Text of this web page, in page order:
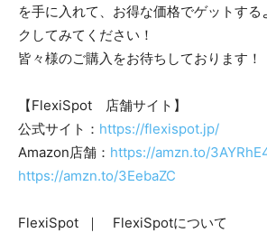
を手に入れて、お得な価格でゲットする
クしてみてください！
皆々様のご購入をお待ちしております！
【FlexiSpot 店舗サイト】
公式サイト： https://flexispot.jp/
Amazon店舗： https://amzn.to/
https://amzn.to/3EebaZC
FlexiSpot ｜ FlexiSpotについて